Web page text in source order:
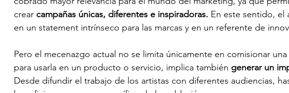
crear campañas únicas, diferentes e inspiradoras. En este sentido, el
en un statement intrínseco para las marcas y en un referente de
Pero el mecenazgo actual no se limita únicamente en comisionar
para usarla en un producto o servicio, implica también generar un
Desde difundir el trabajo de los artistas con diferentes audiencias,